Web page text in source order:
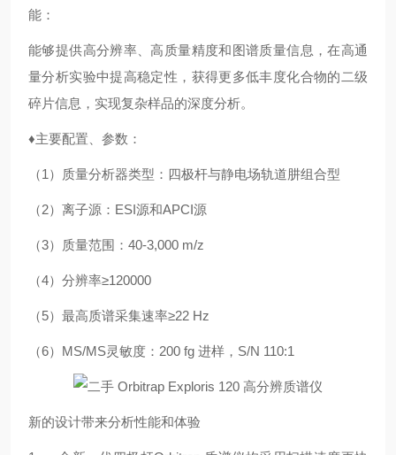
能：
能够提供高分辨率、高质量精度和图谱质量信息，在高通
量分析实验中提高稳定性，获得更多低丰度化合物的二级
碎片信息，实现复杂样品的深度分析。
♦主要配置、参数：
（1）质量分析器类型：四极杆与静电场轨道肼组合型
（2）离子源：ESI源和APCI源
（3）质量范围：40-3,000 m/z
（4）分辨率≥120000
（5）最高质谱采集速率≥22 Hz
（6）MS/MS灵敏度：200 fg 进样，S/N 110:1
新的设计带来分析性能和体验